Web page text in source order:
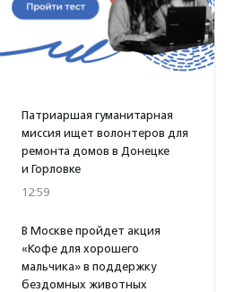
Патриаршая гуманитарная
миссия ищет волонтеров для
ремонта домов в Донецке
и Горловке
12:59
В Москве пройдет акция
«Кофе для хорошего
мальчика» в поддержку
бездомных животных